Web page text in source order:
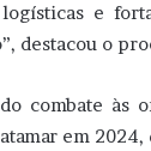
e
destacou o
combate às
em